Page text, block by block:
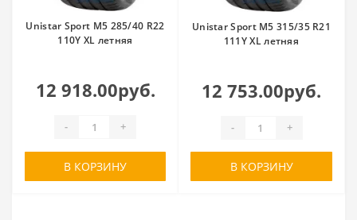
Unistar Sport M5 285/40 R22
110Y XL летняя
12 918.00руб.
- +
В КОРЗИНУ
Unistar Sport M5 315/35 R21
111Y XL летняя
12 753.00руб.
- +
В КОРЗИНУ